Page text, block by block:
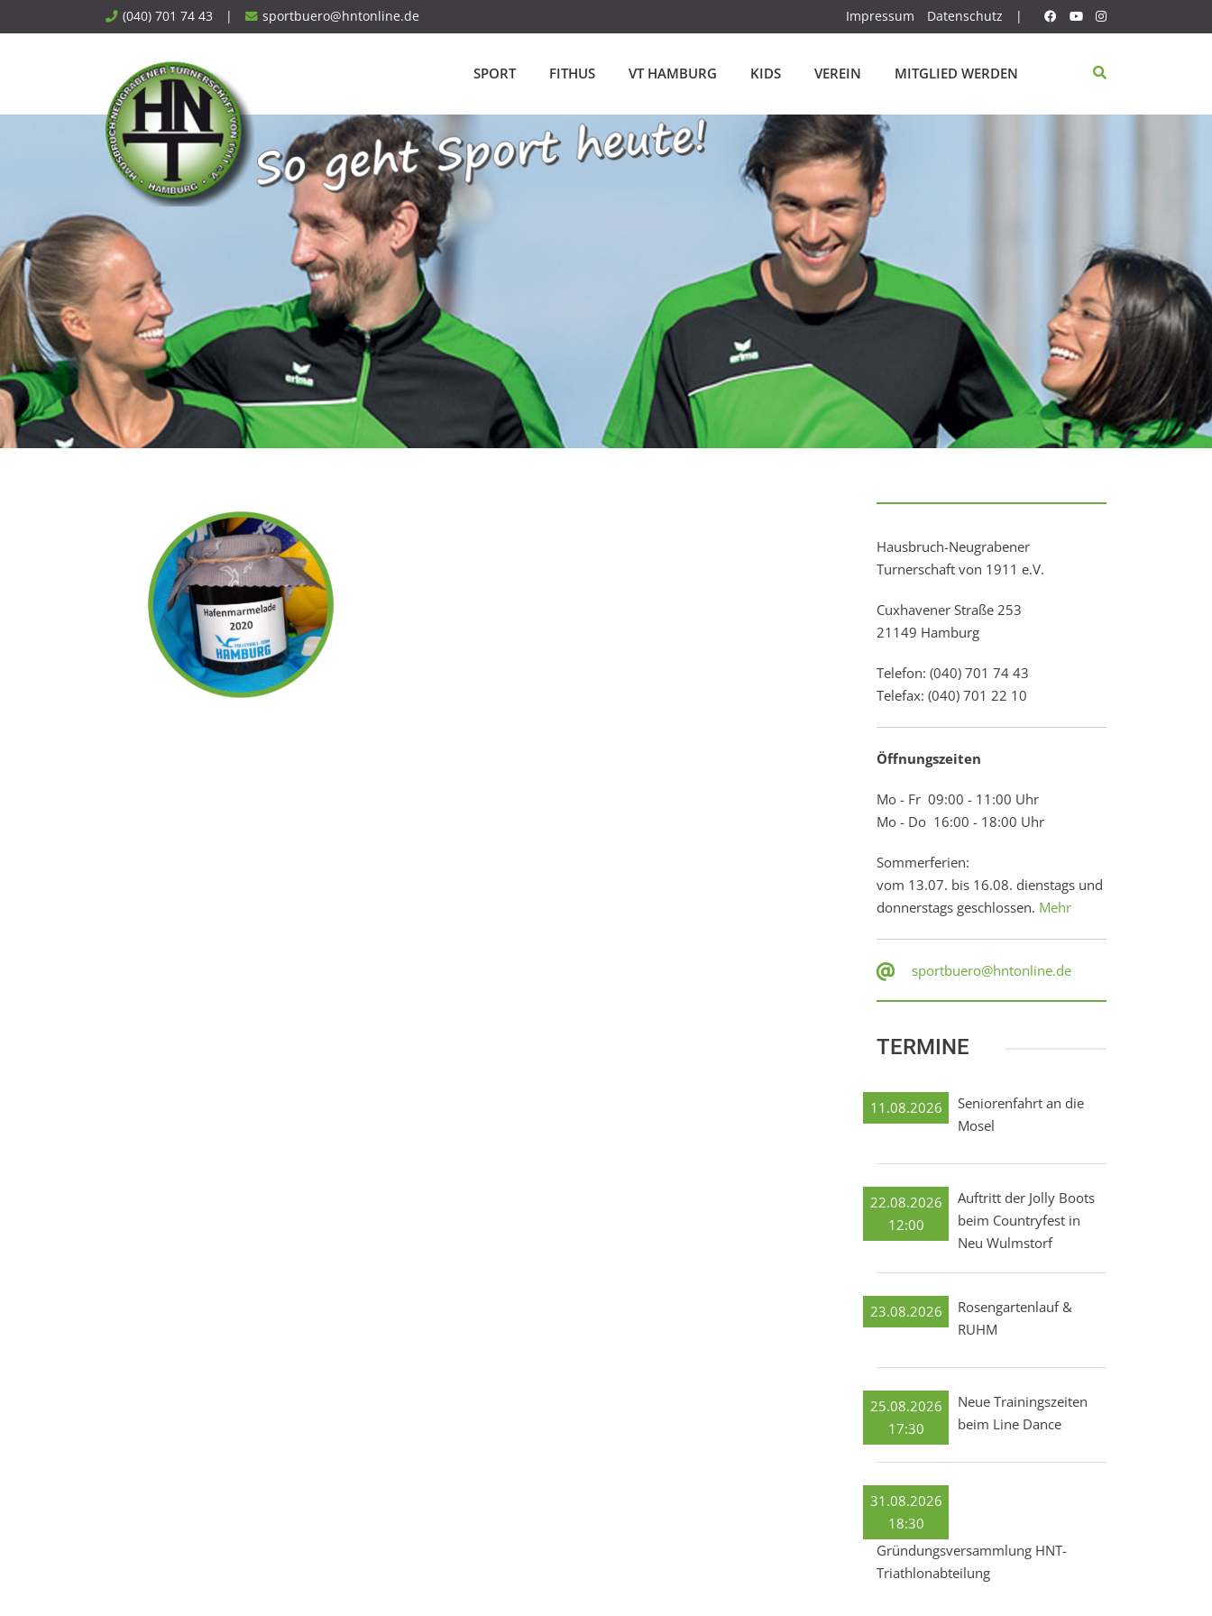
to
(040) 701 74 43 | sportbuero@hntonline.de Impressum Datenschutz |
SPORT FITHUS VT HAMBURG KIDS VEREIN MITGLIED WERDEN
Hausbruch-Neugrabener
Turnerschaft von 1911 e.V.
Cuxhavener Straße 253
21149 Hamburg
Telefon: (040) 701 74 43
Telefax: (040) 701 22 10
Öffnungszeiten
Mo - Fr 09:00 - 11:00 Uhr
Mo - Do 16:00 - 18:00 Uhr
Sommerferien:
vom 13.07. bis 16.08. dienstags und
donnerstags geschlossen. Mehr
sportbuero@hntonline.de
TERMINE
11.08.2026
Seniorenfahrt an die
Mosel
22.08.2026
12:00
Auftritt der Jolly Boots
beim Countryfest in
Neu Wulmstorf
23.08.2026
Rosengartenlauf &
RUHM
25.08.2026
17:30
Neue Trainingszeiten
beim Line Dance
31.08.2026
18:30
Gründungsversammlung HNT-
Triathlonabteilung